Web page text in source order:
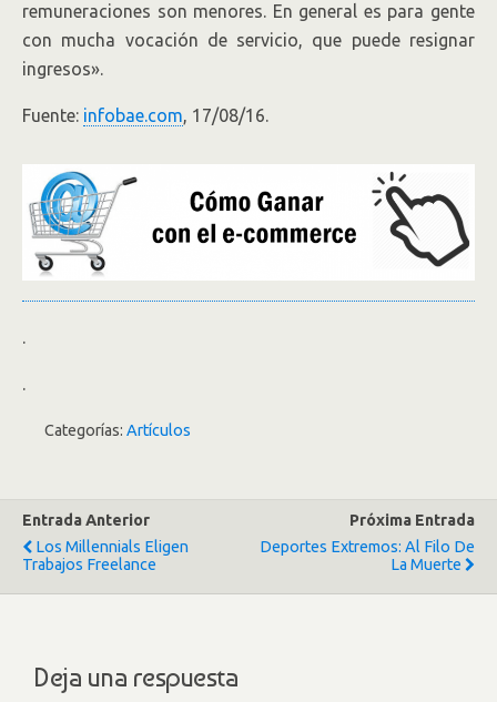
remuneraciones son menores. En general es para gente
con mucha vocación de servicio, que puede resignar
ingresos».
Fuente: infobae.com, 17/08/16.
.
.
Categorías: Artículos
Entrada Anterior
Los Millennials Eligen
Trabajos Freelance
Próxima Entrada
Deportes Extremos: Al Filo De
La Muerte
Deja una respuesta